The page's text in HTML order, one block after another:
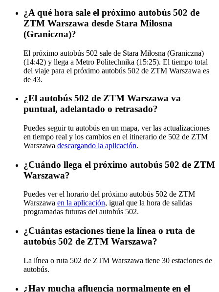
¿A qué hora sale el próximo autobús 502 de
ZTM Warszawa desde Stara Miłosna
(Graniczna)?
El próximo autobús 502 sale de Stara Miłosna (Graniczna)
(14:42) y llega a Metro Politechnika (15:25). El tiempo total
del viaje para el próximo autobús 502 de ZTM Warszawa es
de 43.
¿El autobús 502 de ZTM Warszawa va
puntual, adelantado o retrasado?
Puedes seguir tu autobús en un mapa, ver las actualizaciones
en tiempo real y los cambios en el itinerario de 502 de ZTM
Warszawa descargando la aplicación.
¿Cuándo llega el próximo autobús 502 de ZTM
Warszawa?
Puedes ver el horario del próximo autobús 502 de ZTM
Warszawa en la aplicación, igual que la hora de salidas
programadas futuras del autobús 502.
¿Cuántas estaciones tiene la línea o ruta de
autobús 502 de ZTM Warszawa?
La línea o ruta 502 de ZTM Warszawa tiene 30 estaciones de
autobús.
¿Hay mucha afluencia normalmente en el